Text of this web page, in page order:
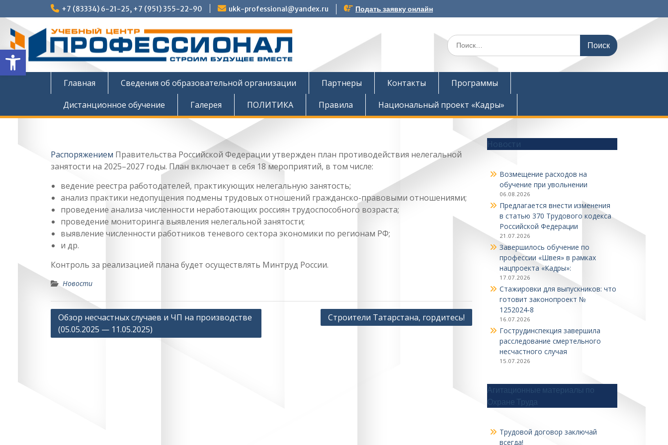
Открыть панель инструментов
к
содержимому
+7 (83334) 6-21-25, +7 (951) 355-22-90 ukk-professional@yandex.ru Подать заявку онлайн
Поиск
по:
Главная Сведения об образовательной организации Партнеры Контакты
Программы
Дистанционное обучение
Галерея ПОЛИТИКА Правила Национальный проект «Кадры»
Распоряжением Правительства Российской Федерации утвержден план противодействия нелегальной
занятости на 2025–2027 годы. План включает в себя 18 мероприятий, в том числе:
ведение реестра работодателей, практикующих нелегальную занятость;
анализ практики недопущения подмены трудовых отношений гражданско-правовыми отношениями;
проведение анализа численности неработающих россиян трудоспособного возраста;
проведение мониторинга выявления нелегальной занятости;
выявление численности работников теневого сектора экономики по регионам РФ;
и др.
Контроль за реализацией плана будет осуществлять Минтруд России.
Новости
Навигация
по
Обзор несчастных случаев и ЧП на производстве
(05.05.2025 — 11.05.2025)
Строители Татарстана, гордитесь!
Новости
Возмещение расходов на
обучение при увольнении
06.08.2026
Предлагается внести изменения
в статью 370 Трудового кодекса
Российской Федерации
21.07.2026
Завершилось обучение по
профессии «Швея» в рамках
нацпроекта «Кадры»:
17.07.2026
Стажировки для выпускников: что
готовит законопроект №
1252024‑8
16.07.2026
Гострудинспекция завершила
расследование смертельного
несчастного случая
15.07.2026
Агитационные материалы по
Охране Труда
Трудовой договор заключай
всегда!